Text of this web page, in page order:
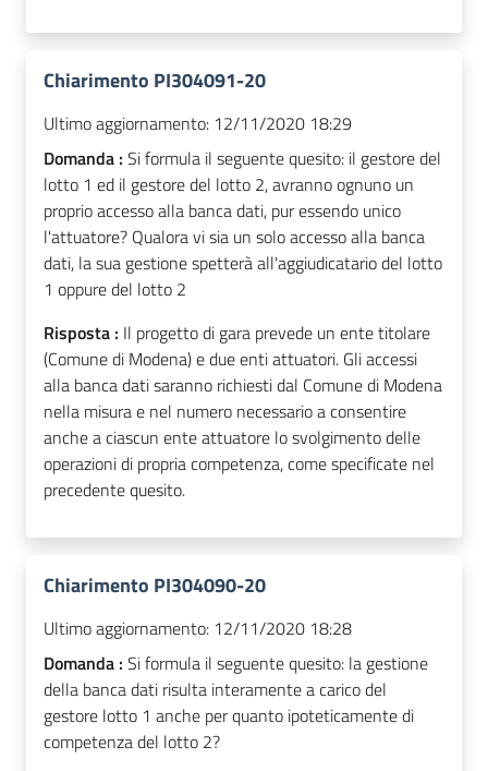
Chiarimento PI304091-20
Ultimo aggiornamento: 12/11/2020 18:29
Domanda : Si formula il seguente quesito: il gestore del
lotto 1 ed il gestore del lotto 2, avranno ognuno un
proprio accesso alla banca dati, pur essendo unico
l'attuatore? Qualora vi sia un solo accesso alla banca
dati, la sua gestione spetterà all'aggiudicatario del lotto
1 oppure del lotto 2
Risposta : Il progetto di gara prevede un ente titolare
(Comune di Modena) e due enti attuatori. Gli accessi
alla banca dati saranno richiesti dal Comune di Modena
nella misura e nel numero necessario a consentire
anche a ciascun ente attuatore lo svolgimento delle
operazioni di propria competenza, come specificate nel
precedente quesito.
Chiarimento PI304090-20
Ultimo aggiornamento: 12/11/2020 18:28
Domanda : Si formula il seguente quesito: la gestione
della banca dati risulta interamente a carico del
gestore lotto 1 anche per quanto ipoteticamente di
competenza del lotto 2?